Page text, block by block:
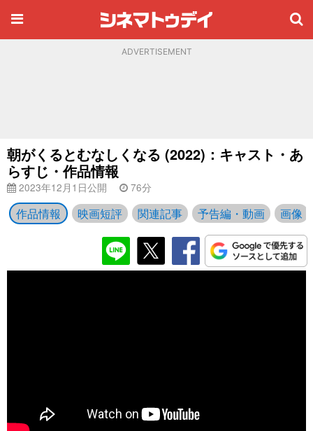
ADVERTISEMENT
朝がくるとむなしくなる (2022)：キャスト・あ
らすじ・作品情報
2023年12月1日公開 76分
作品情報 映画短評 関連記事 予告編・動画 画像